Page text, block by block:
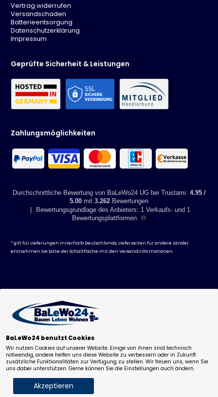
Vertrag widerrufen
Versandschaden
Batterieentsorgung
Datenschutzerklärung
Impressum
Geprüfte Sicherheit & Leistungen
Zahlungsmöglichkeiten
Durchschnittliche Bewertung von BaLeWo24 UG bei Trustami: 4.95 /
5.00 mit 3.262 Bewertungen
Bewertungsgrundlage des Anbieters: 1 Verkaufs- und 1
Bewertungsplattformen
* gilt für Lieferungen innerhalb Deutschlands, Lieferzeiten für andere Länder
entnehmen Sie bitte der Schaltfläche mit denVersandinformationen
BaLeWo24 benutzt Cookies
Wir nutzen Cookies auf unserer Website. Einige von ihnen sind technisch
notwendig, andere helfen uns diese Website zu verbessern oder in Zukunft
zusätzliche Funktionalitäten zur Verfügung zu stellen. Wir freuen uns, wenn Sie
uns dabei unterstützen. Gerne können Sie die Einstellungen auch ändern.
Akzeptieren